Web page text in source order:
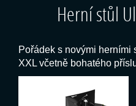
Herní stůl
Pořádek s novými herními
XXL včetně bohatého